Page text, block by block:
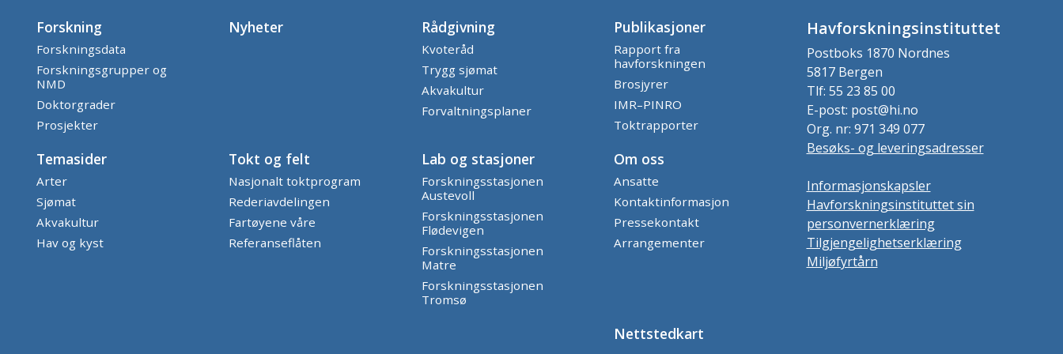
Forskning
Forskningsdata
Forskningsgrupper og
NMD
Doktorgrader
Prosjekter
Nyheter Rådgivning
Kvoteråd
Trygg sjømat
Akvakultur
Forvaltningsplaner
Publikasjoner
Rapport fra
havforskningen
Brosjyrer
IMR–PINRO
Toktrapporter
Temasider
Arter
Sjømat
Akvakultur
Hav og kyst
Tokt og felt
Nasjonalt toktprogram
Rederiavdelingen
Fartøyene våre
Referanseflåten
Lab og stasjoner
Forskningsstasjonen
Austevoll
Forskningsstasjonen
Flødevigen
Forskningsstasjonen
Matre
Forskningsstasjonen
Tromsø
Om oss
Ansatte
Kontaktinformasjon
Pressekontakt
Arrangementer
Nettstedkart
Havforskningsinstituttet
Postboks 1870 Nordnes
5817 Bergen
Tlf: 55 23 85 00
E-post: post@hi.no
Org. nr: 971 349 077
Besøks- og leveringsadresser
Informasjonskapsler
Havforskningsinstituttet sin
personvernerklæring
Tilgjengelighetserklæring
Miljøfyrtårn